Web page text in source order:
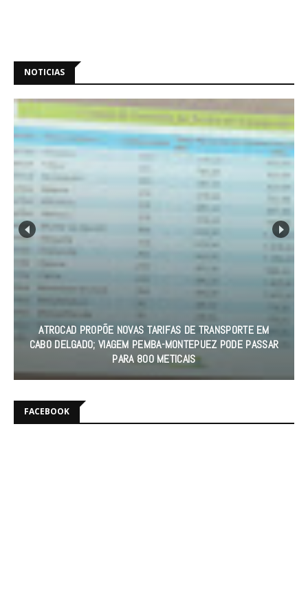
NOTICIAS
MORRE AOS 98 ANOS BISPO EMÉRITO DE XAI-XAI, CARDEAL
DOM JÚLIO DUARTE LANGA
FACEBOOK